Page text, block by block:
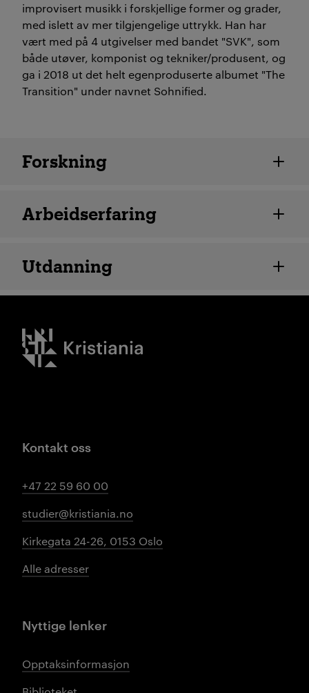
improvisert musikk i forskjellige former og grader,
med islett av mer tilgjengelige uttrykk. Han har
vært med på 4 utgivelser med bandet "SVK", som
både utøver, komponist og tekniker/produsent, og
ga i 2018 ut det helt egenproduserte albumet "The
Transition" under navnet Sohnified.
Ansatte detaljer
Forskning
Arbeidserfaring
Utdanning
Kristiania logo
Kontakt oss
+47 22 59 60 00
studier@kristiania.no
Kirkegata 24-26, 0153 Oslo
Alle adresser
Nyttige lenker
Opptaksinformasjon